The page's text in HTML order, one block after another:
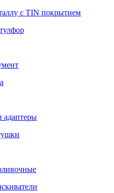
с TIN покрытием
адаптеры